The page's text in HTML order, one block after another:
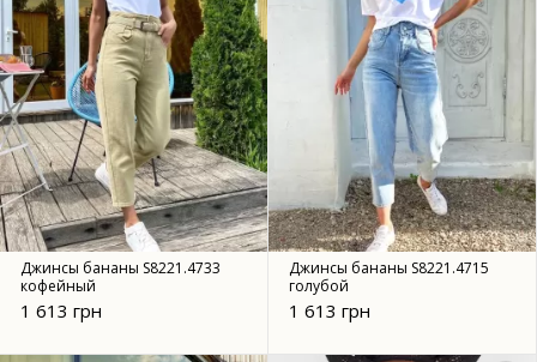
Джинсы бананы S8221.4733
кофейный
1 613 грн
Джинсы бананы S8221.4715
голубой
1 613 грн